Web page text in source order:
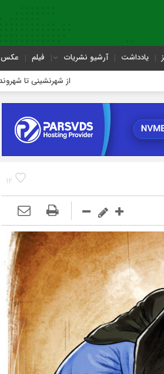
یادداشت آرشیو نشریات فیلم عکس
از شهرنشینی تا شهروندی
12